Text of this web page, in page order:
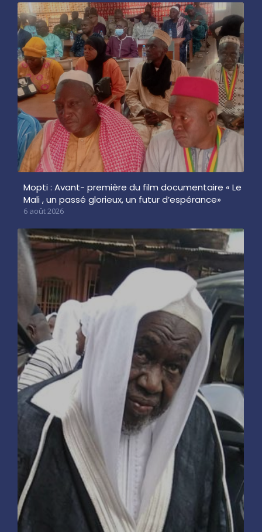
Mopti : Avant- première du film documentaire « Le
Mali , un passé glorieux, un futur d’espérance»
6 août 2026